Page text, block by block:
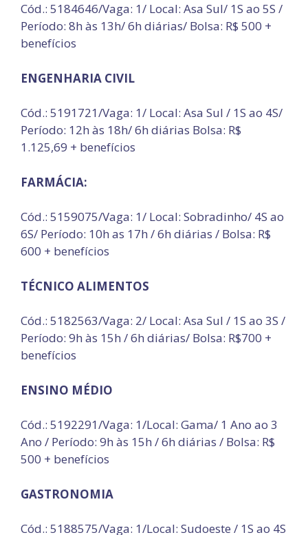
Cód.: 5184646/Vaga: 1/ Local: Asa Sul/ 1S ao 5S /
Período: 8h às 13h/ 6h diárias/ Bolsa: R$ 500 +
benefícios
ENGENHARIA CIVIL
Cód.: 5191721/Vaga: 1/ Local: Asa Sul / 1S ao 4S/
Período: 12h às 18h/ 6h diárias Bolsa: R$
1.125,69 + benefícios
FARMÁCIA:
Cód.: 5159075/Vaga: 1/ Local: Sobradinho/ 4S ao
6S/ Período: 10h as 17h / 6h diárias / Bolsa: R$
600 + benefícios
TÉCNICO ALIMENTOS
Cód.: 5182563/Vaga: 2/ Local: Asa Sul / 1S ao 3S /
Período: 9h às 15h / 6h diárias/ Bolsa: R$700 +
benefícios
ENSINO MÉDIO
Cód.: 5192291/Vaga: 1/Local: Gama/ 1 Ano ao 3
Ano / Período: 9h às 15h / 6h diárias / Bolsa: R$
500 + benefícios
GASTRONOMIA
Cód.: 5188575/Vaga: 1/Local: Sudoeste / 1S ao 4S